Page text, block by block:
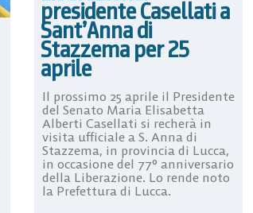
presidente Casellati a
Sant’Anna di
Stazzema per 25
aprile
Il prossimo 25 aprile il Presidente
del Senato Maria Elisabetta
Alberti Casellati si recherà in
visita ufficiale a S. Anna di
Stazzema, in provincia di Lucca,
in occasione del 77° anniversario
della Liberazione. Lo rende noto
la Prefettura di Lucca.